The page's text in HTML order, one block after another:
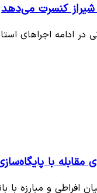
شیراز کنسرت می‌دهد
در ادامه اجراهای
مقابله با
افراطی و مبارزه